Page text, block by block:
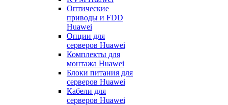
Оптические
приводы и FDD
Huawei
Опции для
серверов Huawei
Комплекты для
монтажа Huawei
Блоки питания для
серверов Huawei
Кабели для
серверов Huawei